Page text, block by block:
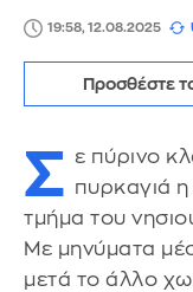
19:58, 12.08.2025
Προσθέστε
Σ ε πύρινο
πυρκαγιά η
τμήμα του
Με μηνύματα
μετά το άλλο